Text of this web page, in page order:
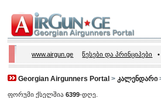
www.airgun.ge წესები და პრინციპები •
Georgian Airgunners Portal >კალენდარი
ფორუმი ქსელშია6399-დღე.